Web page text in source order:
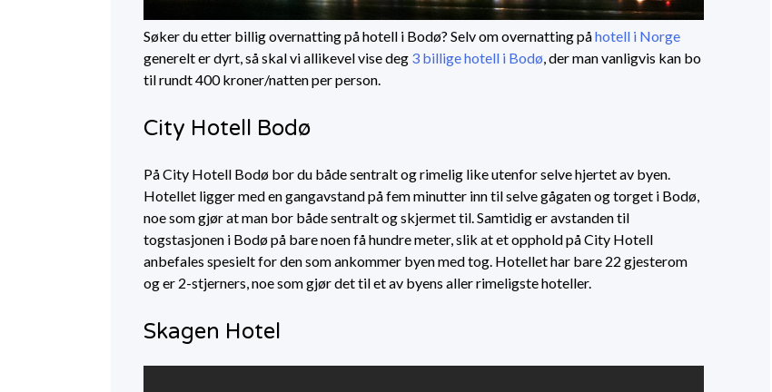
Søker du etter billig overnatting på hotell i Bodø? Selv om overnatting påhotell i Norge
generelt er dyrt, så skal vi allikevel vise deg 3 billige hotell i Bodø , der man vanligvis kan bo
til rundt 400 kroner/natten per person.
City Hotell Bodø
På City Hotell Bodø bor du både sentralt og rimelig like utenfor selve hjertet av byen.
Hotellet ligger med en gangavstand på fem minutter inn til selve gågaten og torget i Bodø,
noe som gjør at man bor både sentralt og skjermet til. Samtidig er avstanden til
togstasjonen i Bodø på bare noen få hundre meter, slik at et opphold på City Hotell
anbefales spesielt for den som ankommer byen med tog. Hotellet har bare 22 gjesterom
og er 2-stjerners, noe som gjør det til et av byens aller rimeligste hoteller.
Skagen Hotel